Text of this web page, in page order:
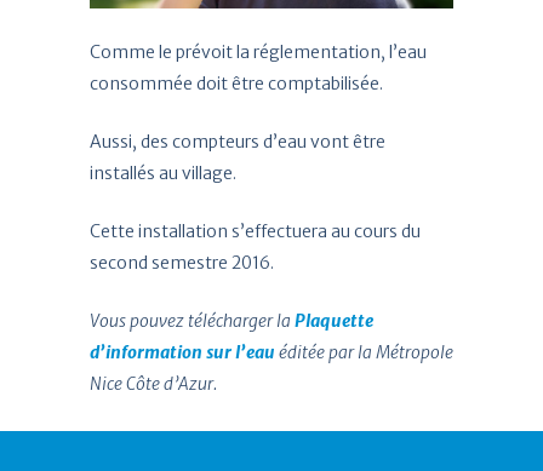
Comme le prévoit la réglementation, l’eau
consommée doit être comptabilisée.
Aussi, des compteurs d’eau vont être
installés au village.
Cette installation s’effectuera au cours du
second semestre 2016.
Vous pouvez télécharger la Plaquette
d’information sur l’eau éditée par la Métropole
Nice Côte d’Azur.